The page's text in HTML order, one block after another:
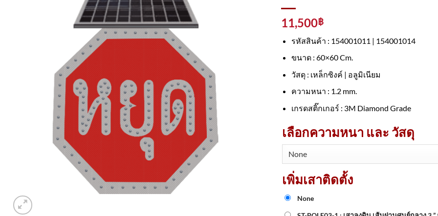
11,500฿
รหัสสินค้า : 154001011 | 154001014
ขนาด : 60×60 Cm.
วัสดุ : เหล็กซิงค์ | อลูมิเนียม
ความหนา : 1.2 mm.
เกรดสติ๊กเกอร์ : 3M Diamond Grade
เลือกความหนา และ วัสดุ
เพิ่มเสาติดตั้ง
None